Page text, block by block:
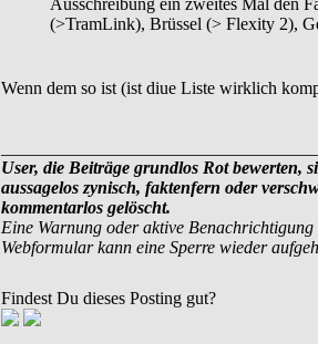
Ausschreibung ein zweites Mal den
(>TramLink), Brüssel (> Flexity 2),
Wenn dem so ist (ist diue Liste wirklich
User, die Beiträge grundlos Rot bewerten,
aussagelos zynisch, faktenfern oder
kommentarlos gelöscht.
Eine Warnung oder aktive
Webformular kann eine Sperre wieder
Findest Du dieses Posting gut?